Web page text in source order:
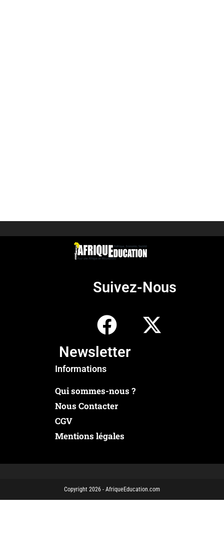
Suivez-Nous
Newsletter
Informations
Qui sommes-nous ?
Nous Contacter
CGV
Mentions légales
Copyright 2026 - AfriqueEducation.com